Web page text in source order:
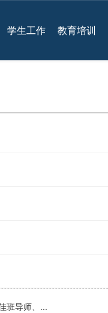
学生工作 教育培训
班导师、...